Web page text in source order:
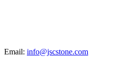
Email: info@jscstone.com